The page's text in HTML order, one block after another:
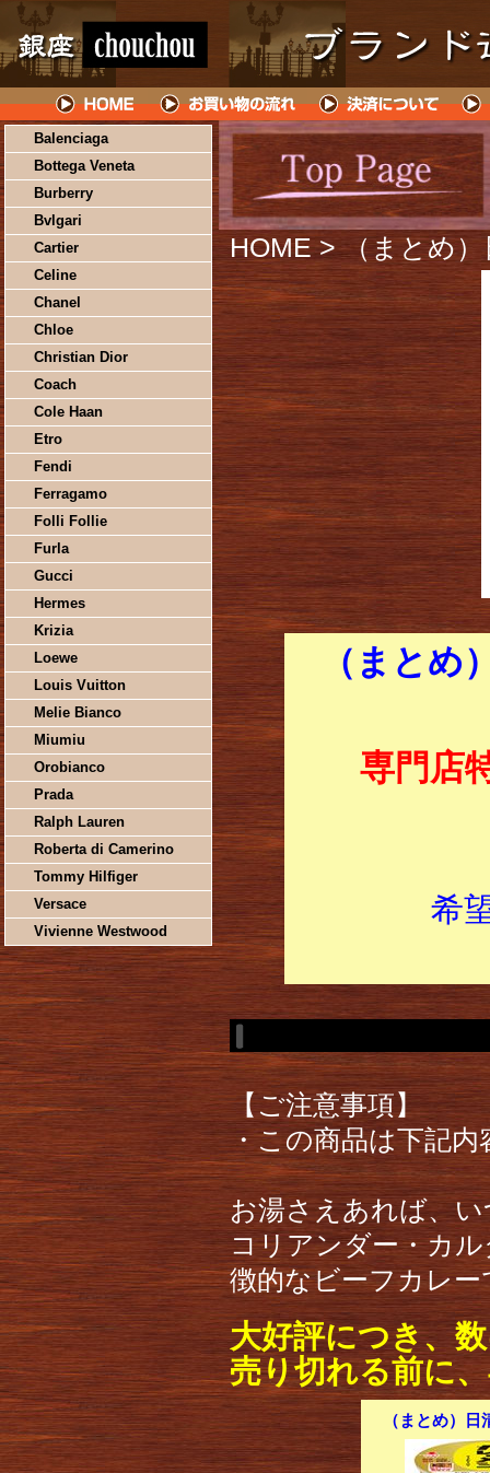
Balenciaga
Bottega Veneta
Burberry
Bvlgari
Cartier
Celine
Chanel
Chloe
Christian Dior
Coach
Cole Haan
Etro
Fendi
Ferragamo
Folli Follie
Furla
Gucci
Hermes
Krizia
Loewe
Louis Vuitton
Melie Bianco
Miumiu
Orobianco
Prada
Ralph Lauren
Roberta di Camerino
Tommy Hilfiger
Versace
Vivienne Westwood
HOME > （まとめ
（まとめ
専門店
希
【ご注意事項】
・この商品は下記
お湯さえあれば、
コリアンダー・カ
徴的なビーフカレー
大好評につき、
売り切れる前に
（まとめ）